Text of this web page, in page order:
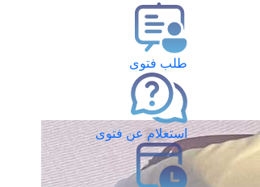
طلب فتوى
استعلام عن فتوى